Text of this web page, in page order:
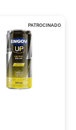
PATROCINADO